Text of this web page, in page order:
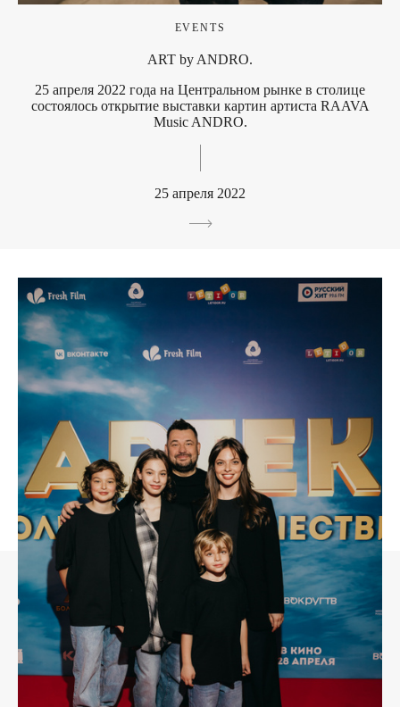
EVENTS
ART by ANDRO.
25 апреля 2022 года на Центральном рынке в столице
состоялось открытие выставки картин артиста RAAVA
Music ANDRO.
25 апреля 2022